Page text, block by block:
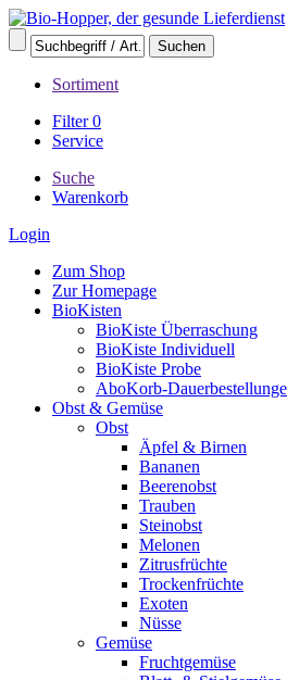
Sortiment
Filter0
Service
Suche
Warenkorb
Login
Zum Shop
Zur Homepage
BioKisten
BioKiste Überraschung
BioKiste Individuell
BioKiste Probe
AboKorb-
Obst & Gemüse
Obst
Äpfel & Birnen
Bananen
Beerenobst
Trauben
Steinobst
Melonen
Zitrusfrüchte
Trockenfrüchte
Exoten
Nüsse
Gemüse
Fruchtgemüse